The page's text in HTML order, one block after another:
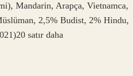
Mandarin, Arapça, Vietnamca,
2,5% Budist, 2% Hindu,
satır daha